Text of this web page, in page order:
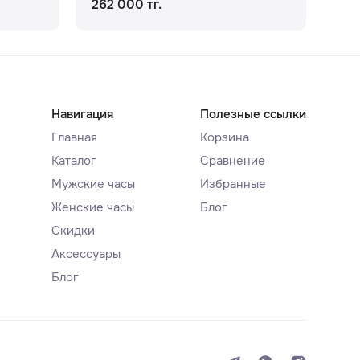
262 000 тг.
Навигация
Главная
Каталог
Мужские часы
Женские часы
Скидки
Аксессуары
Блог
Полезные ссылки
Корзина
Сравнение
Избранные
Блог